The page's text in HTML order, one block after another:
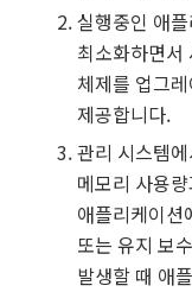
실행중인 애
최소화하면서
체제를 업그
제공합니다.
관리 시스템
메모리 사용
애플리케이션
또는 유지 보
발생할 때 애